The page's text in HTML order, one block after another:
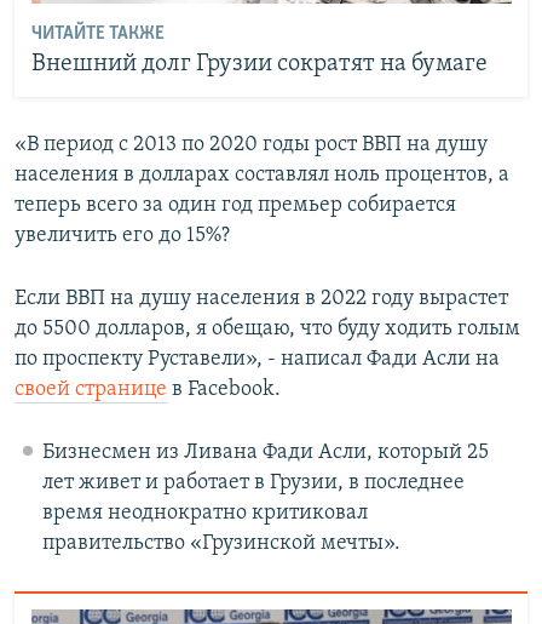
ЧИТАЙТЕ ТАКЖЕ
Внешний долг Грузии сократят на бумаге
«В период с 2013 по 2020 годы рост ВВП на душу
населения в долларах составлял ноль процентов, а
теперь всего за один год премьер собирается
увеличить его до 15%?
Если ВВП на душу населения в 2022 году вырастет
до 5500 долларов, я обещаю, что буду ходить голым
по проспекту Руставели», - написал Фади Асли на
своей странице в Facebook.
Бизнесмен из Ливана Фади Асли, который 25
лет живет и работает в Грузии, в последнее
время неоднократно критиковал
правительство «Грузинской мечты».